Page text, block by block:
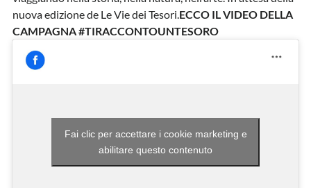
nuova edizione de Le Vie dei Tesori.ECCO IL VIDEO DELLA
CAMPAGNA #TIRACCONTOUNTESORO
Fai clic per accettare i cookie marketing e
abilitare questo contenuto